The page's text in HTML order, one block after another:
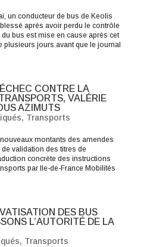
un conducteur de bus de Keolis
après avoir perdu le contrôle
bus est mise en cause après cet
plusieurs jours avant que le journal
CONTRE LA
VALÉRIE
AZIMUTS
, Transports
montants des amendes
validation des titres de
concrète des instructions
par Ile-de-France Mobilités
DES BUS
L’AUTORITÉ DE LA
, Transports